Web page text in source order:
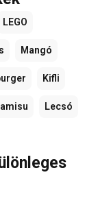
LEGO
Mangó
Kifli
Lecsó